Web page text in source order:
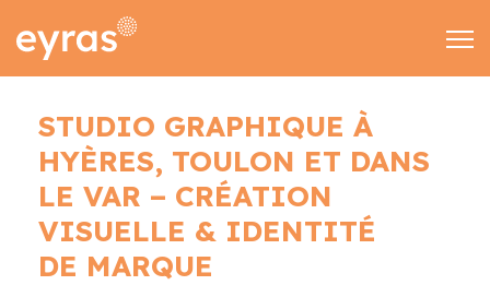
Rechercher
STUDIO GRAPHIQUE À
HYÈRES, TOULON ET DANS
LE VAR – CRÉATION
VISUELLE & IDENTITÉ
DE MARQUE